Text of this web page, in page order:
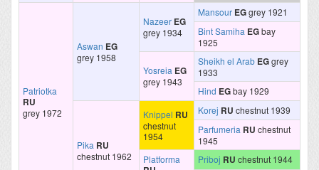
Patriotka
RU
grey 1972
Aswan EG
grey 1958
Nazeer EG
grey 1934
Mansour EGgrey 1921
Bint Samiha EGbay
1925
Yosreia EG
grey 1943
Sheikh el Arab EGgrey
1933
Hind EGbay 1929
Pika RU
chestnut 1962
Knippel RU
chestnut
1954
Korej RU chestnut 1939
Parfumeria RU chestnut
1945
Platforma
Priboj RU chestnut 1944